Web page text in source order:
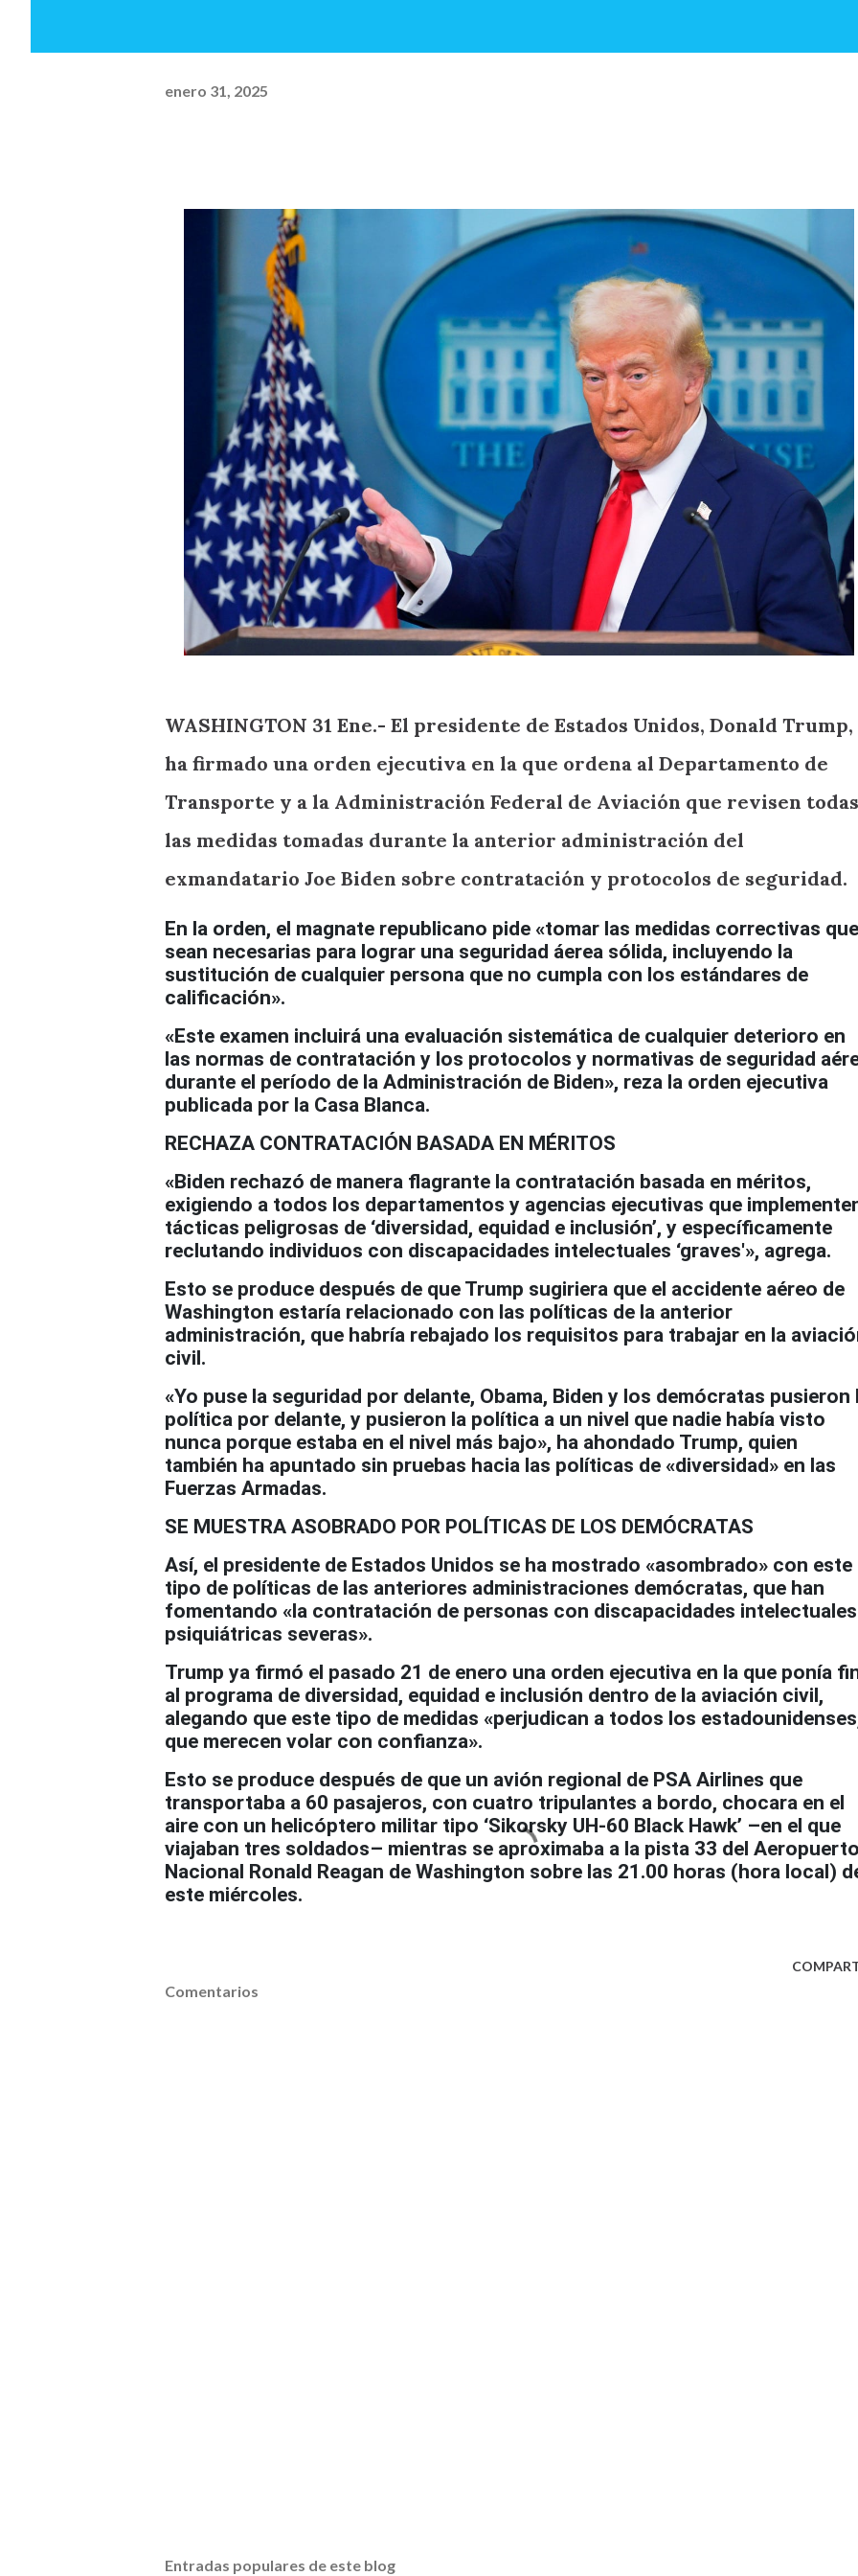
enero 31, 2025
WASHINGTON 31 Ene.- El presidente de Estados Unidos, Donald Trump,
ha firmado una orden ejecutiva en la que ordena al Departamento de
Transporte y a la Administración Federal de Aviación que revisen todas
las medidas tomadas durante la anterior administración del
exmandatario Joe Biden sobre contratación y protocolos de seguridad.
En la orden, el magnate republicano pide «tomar las medidas correctivas que
sean necesarias para lograr una seguridad áerea sólida, incluyendo la
sustitución de cualquier persona que no cumpla con los estándares de
calificación».
«Este examen incluirá una evaluación sistemática de cualquier deterioro en
las normas de contratación y los protocolos y normativas de seguridad
durante el período de la Administración de Biden», reza la orden ejecutiva
publicada por la Casa Blanca.
RECHAZA CONTRATACIÓN BASADA EN MÉRITOS
«Biden rechazó de manera flagrante la contratación basada en méritos,
exigiendo a todos los departamentos y agencias ejecutivas que
tácticas peligrosas de ‘diversidad, equidad e inclusión’, y específicamente
reclutando individuos con discapacidades intelectuales ‘graves'», agrega.
Esto se produce después de que Trump sugiriera que el accidente aéreo de
Washington estaría relacionado con las políticas de la anterior
administración, que habría rebajado los requisitos para trabajar en la
civil.
«Yo puse la seguridad por delante, Obama, Biden y los demócratas pusieron
política por delante, y pusieron la política a un nivel que nadie había visto
nunca porque estaba en el nivel más bajo», ha ahondado Trump, quien
también ha apuntado sin pruebas hacia las políticas de «diversidad» en las
Fuerzas Armadas.
SE MUESTRA ASOBRADO POR POLÍTICAS DE LOS DEMÓCRATAS
Así, el presidente de Estados Unidos se ha mostrado «asombrado» con este
tipo de políticas de las anteriores administraciones demócratas, que han
fomentando «la contratación de personas con discapacidades
psiquiátricas severas».
Trump ya firmó el pasado 21 de enero una orden ejecutiva en la que ponía
al programa de diversidad, equidad e inclusión dentro de la aviación civil,
alegando que este tipo de medidas «perjudican a todos los
que merecen volar con confianza».
Esto se produce después de que un avión regional de PSA Airlines que
transportaba a 60 pasajeros, con cuatro tripulantes a bordo, chocara en el
aire con un helicóptero militar tipo ‘Sikorsky UH-60 Black Hawk’ –en el que
viajaban tres soldados– mientras se aproximaba a la pista 33 del Aeropuerto
Nacional Ronald Reagan de Washington sobre las 21.00 horas (hora local)
este miércoles.
Comentarios
Entradas populares de este blog